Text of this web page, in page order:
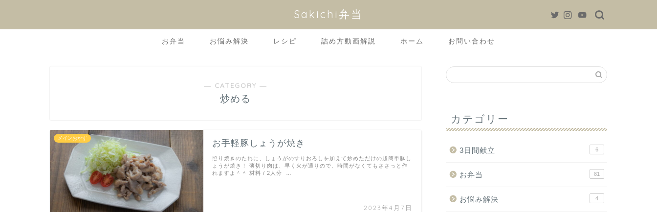
Sakichi弁当
お弁当 お悩み解決 レシピ 詰め方動画解説 ホーム お問い合わせ
― CATEGORY ―
炒める
メインおかず
お手軽豚しょうが焼き
2023年4月7日
照り焼きのたれに、しょうがのすりおろしを加えて炒めただけの超簡単豚し
ょうが焼き！ 薄切り肉は、早く火が通りので、時間がなくてもささっと作
れますよ＾＾ 材料 / 2人分 …
カテゴリー
3日間献立 6
お弁当 81
お悩み解決 4